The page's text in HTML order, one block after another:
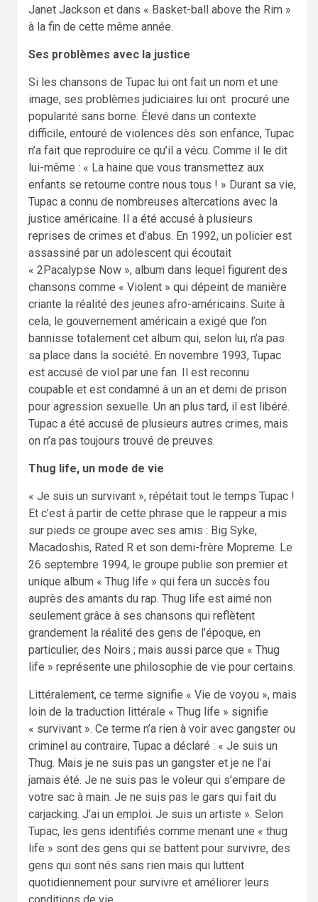
Janet Jackson et dans « Basket-ball above the Rim »
à la fin de cette même année.
Ses problèmes avec la justice
Si les chansons de Tupac lui ont fait un nom et une
image, ses problèmes judiciaires lui ont procuré une
popularité sans borne. Élevé dans un contexte
difficile, entouré de violences dès son enfance, Tupac
n’a fait que reproduire ce qu’il a vécu. Comme il le dit
lui-même : « La haine que vous transmettez aux
enfants se retourne contre nous tous ! » Durant sa vie,
Tupac a connu de nombreuses altercations avec la
justice américaine. Il a été accusé à plusieurs
reprises de crimes et d’abus. En 1992, un policier est
assassiné par un adolescent qui écoutait
« 2Pacalypse Now », album dans lequel figurent des
chansons comme « Violent » qui dépeint de manière
criante la réalité des jeunes afro-américains. Suite à
cela, le gouvernement américain a exigé que l’on
bannisse totalement cet album qui, selon lui, n’a pas
sa place dans la société. En novembre 1993, Tupac
est accusé de viol par une fan. Il est reconnu
coupable et est condamné à un an et demi de prison
pour agression sexuelle. Un an plus tard, il est libéré.
Tupac a été accusé de plusieurs autres crimes, mais
on n’a pas toujours trouvé de preuves.
Thug life, un mode de vie
« Je suis un survivant », répétait tout le temps Tupac !
Et c’est à partir de cette phrase que le rappeur a mis
sur pieds ce groupe avec ses amis : Big Syke,
Macadoshis, Rated R et son demi-frère Mopreme. Le
26 septembre 1994, le groupe publie son premier et
unique album « Thug life » qui fera un succès fou
auprès des amants du rap. Thug life est aimé non
seulement grâce à ses chansons qui reflètent
grandement la réalité des gens de l’époque, en
particulier, des Noirs ; mais aussi parce que « Thug
life » représente une philosophie de vie pour certains.
Littéralement, ce terme signifie « Vie de voyou », mais
loin de la traduction littérale « Thug life » signifie
« survivant ». Ce terme n’a rien à voir avec gangster ou
criminel au contraire, Tupac a déclaré : « Je suis un
Thug. Mais je ne suis pas un gangster et je ne l’ai
jamais été. Je ne suis pas le voleur qui s’empare de
votre sac à main. Je ne suis pas le gars qui fait du
carjacking. J’ai un emploi. Je suis un artiste ». Selon
Tupac, les gens identifiés comme menant une « thug
life » sont des gens qui se battent pour survivre, des
gens qui sont nés sans rien mais qui luttent
quotidiennement pour survivre et améliorer leurs